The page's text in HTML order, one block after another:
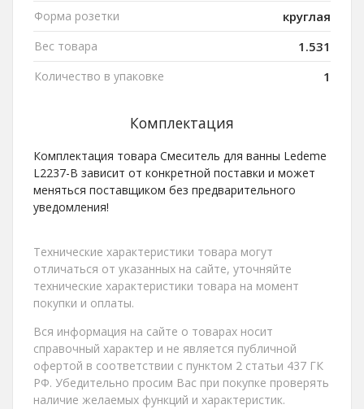
Форма розетки круглая
Вес товара 1.531
Количество в упаковке 1
Комплектация
Комплектация товара Смеситель для ванны Ledeme
L2237-B зависит от конкретной поставки и может
меняться поставщиком без предварительного
уведомления!
Технические характеристики товара могут
отличаться от указанных на сайте, уточняйте
технические характеристики товара на момент
покупки и оплаты.
Вся информация на сайте о товарах носит
справочный характер и не является публичной
офертой в соответствии с пунктом 2 статьи 437 ГК
РФ. Убедительно просим Вас при покупке проверять
наличие желаемых функций и характеристик.